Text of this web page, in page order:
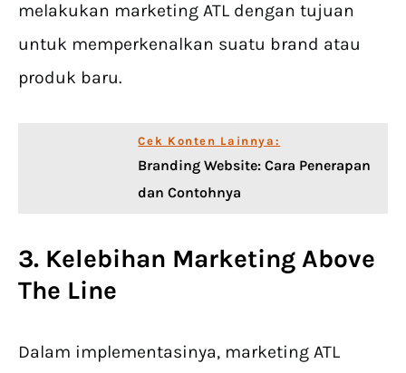
melakukan marketing ATL dengan tujuan
untuk memperkenalkan suatu brand atau
produk baru.
Cek Konten Lainnya:
Branding Website: Cara Penerapan
dan Contohnya
3. Kelebihan Marketing Above
The Line
Dalam implementasinya, marketing ATL